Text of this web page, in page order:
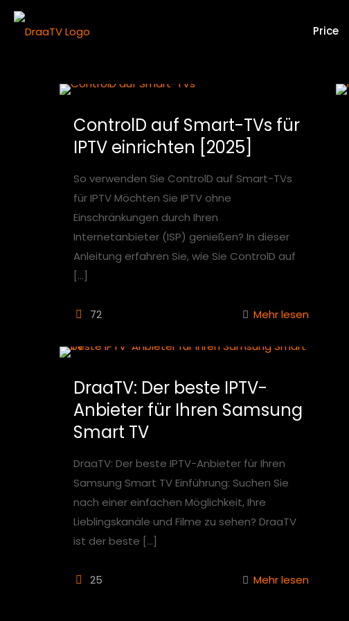
Price
ControlD auf Smart-TVs für
IPTV einrichten [2025]
So verwenden Sie ControlD auf Smart-TVs
für IPTV Möchten Sie IPTV ohne
Einschränkungen durch Ihren
Internetanbieter (ISP) genießen? In dieser
Anleitung erfahren Sie, wie Sie ControlD auf
[…]
72 Mehr lesen
DraaTV: Der beste IPTV-
Anbieter für Ihren Samsung
Smart TV
DraaTV: Der beste IPTV-Anbieter für Ihren
Samsung Smart TV Einführung: Suchen Sie
nach einer einfachen Möglichkeit, Ihre
Lieblingskanäle und Filme zu sehen? DraaTV
ist der beste […]
25 Mehr lesen